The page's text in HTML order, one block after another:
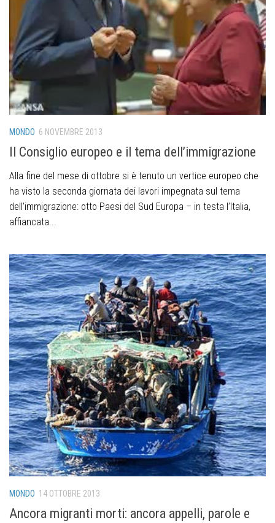
MONDO 6 NOVEMBRE 2013
Il Consiglio europeo e il tema dell’immigrazione
Alla fine del mese di ottobre si è tenuto un vertice europeo che
ha visto la seconda giornata dei lavori impegnata sul tema
dell’immigrazione: otto Paesi del Sud Europa – in testa l’Italia,
affiancata...
MONDO 14 OTTOBRE 2013
Ancora migranti morti: ancora appelli, parole e